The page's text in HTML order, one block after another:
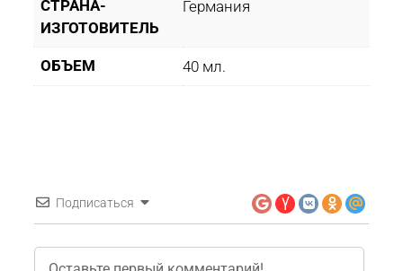
СТРАНА-
ИЗГОТОВИТЕЛЬ
Германия
ОБЪЕМ 40 мл.
Подписаться